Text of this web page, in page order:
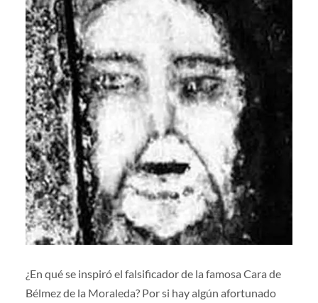
¿En qué se inspiró el falsificador de la famosa Cara de
Bélmez de la Moraleda? Por si hay algún afortunado